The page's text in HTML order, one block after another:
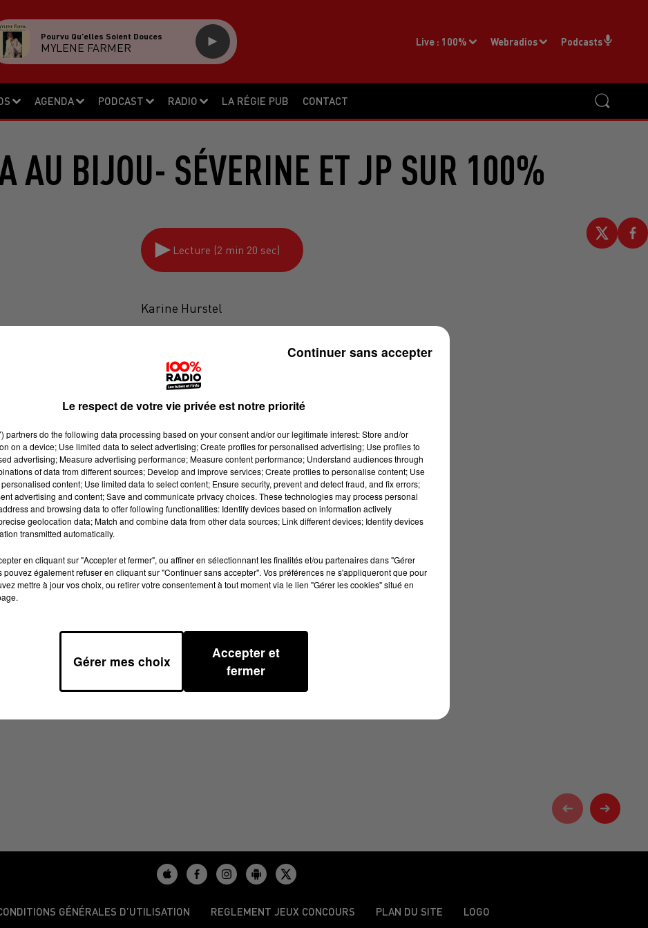
AGENDA PODCAST RADIO LA RÉGIE PUB CONTACT
Live : 100% Webradios Podcasts
Pourvu Qu'elles Soient Douces
MYLENE FARMER
AU BIJOU- SÉVERINE ET JP SUR 100%
Lecture (2 min 20 sec)
Karine Hurstel
JP SUR 100%
dans la Haute Garonne avec Karine
GÉNÉRALES D’UTILISATION REGLEMENT JEUX CONCOURS PLAN DU SITE LOGO
Le respect de votre vie privée est notre priorité
partnersdo the following data processing based on your consent and/or our legitimate interest: Store and/or
on a device; Use limited data to select advertising; Create profiles for personalised advertising; Use profiles to
advertising; Measure advertising performance; Measure content performance; Understand audiences through
of data from different sources; Develop and improve services; Create profiles to personalise content; Use
content; Use limited data to select content; Ensure security, prevent and detect fraud, and fix errors;
advertising and content; Save and communicate privacy choices. These technologies may process personal
and browsing data to offer following functionalities: Identify devices based on information actively
geolocation data; Match and combine data from other data sources; Link different devices; Identify devices
transmitted automatically.
en cliquant sur "Accepter et fermer", ou affiner en sélectionnant les finalités et/ou partenaires dans "Gérer
pouvez également refuser en cliquant sur "Continuer sans accepter". Vos préférences ne s'appliqueront que pour
mettre à jour vos choix, ou retirer votre consentement à tout moment via le lien "Gérer les cookies" situé en
Gérer mes choix
Accepter et
fermer
Continuer sans accepter